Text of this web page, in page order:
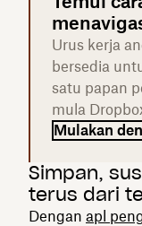
Urus kerja
bersedia
satu papan
mula
Mulakan
Simpan,
terus dari
Dengan apl